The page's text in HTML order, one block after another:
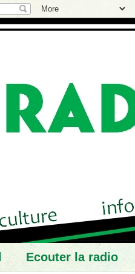
Ecouter la radio